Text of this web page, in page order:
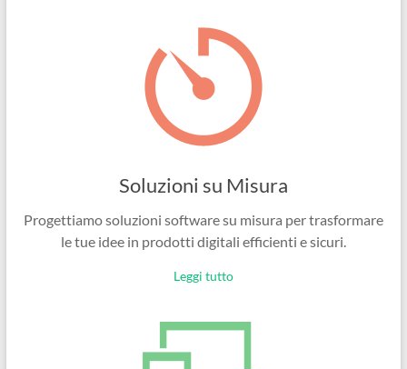
Soluzioni su Misura
Progettiamo soluzioni software su misura per trasformare
le tue idee in prodotti digitali efficienti e sicuri.
Leggi tutto